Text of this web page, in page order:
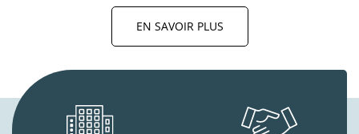
EN SAVOIR PLUS